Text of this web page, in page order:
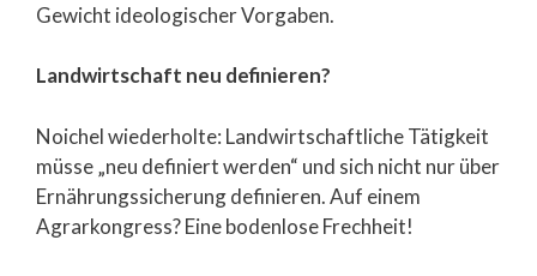
Gewicht ideologischer Vorgaben.
Landwirtschaft neu definieren?
Noichel wiederholte: Landwirtschaftliche Tätigkeit
müsse „neu definiert werden“ und sich nicht nur über
Ernährungssicherung definieren. Auf einem
Agrarkongress? Eine bodenlose Frechheit!